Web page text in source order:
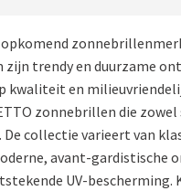
opkomend
zijn trendy en duurzame
kwaliteit en
zonnebrillen die
collectie varieert van
avant-gardistische
UV-bescherming.